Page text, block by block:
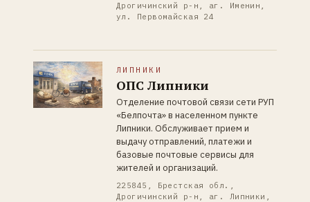
Дрогичинский р-н, аг. Именин,
ул. Первомайская 24
ЛИПНИКИ
ОПС Липники
Отделение почтовой связи сети РУП
«Белпочта» в населенном пункте
Липники. Обслуживает прием и
выдачу отправлений, платежи и
базовые почтовые сервисы для
жителей и организаций.
225845, Брестская обл.,
Дрогичинский р-н, аг. Липники,